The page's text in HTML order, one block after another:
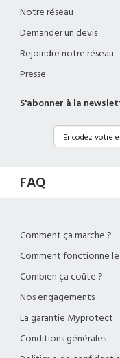
Notre réseau
Demander un devis
Rejoindre notre réseau
Presse
S'abonner à la
FAQ
Comment ça marche ?
Comment fonctionne le
Combien ça coûte ?
Nos engagements
La garantie Myprotect
Conditions générales